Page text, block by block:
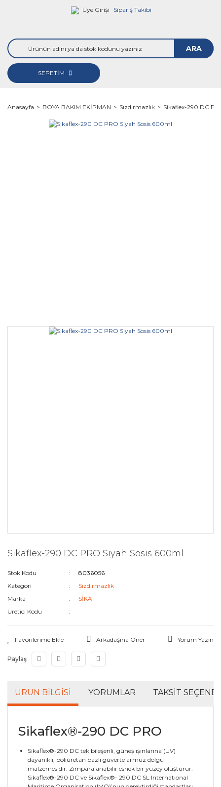
Üye Girişi Sipariş Takibi
ARA
SEPETİM
Anasayfa BOYA BAKIM EKİPMAN Sızdırmazlık Sikaflex-290 DC
Sikaflex-290 DC PRO Siyah Sosis 600ml
Stok Kodu
8036056
Kategori
Sızdırmazlık
Marka
SİKA
Üretici Kodu
Arkadaşına Öner Yorum Yazın
Paylaş
ÜRÜN BILGISI YORUMLAR TAKSIT
Sikaflex®-290 DC PRO
Sikaflex®-290 DC tek bileşenli, güneş ışınlarına (UV)
dayanıklı, poliüretan bazlı güverte armuz dolgu
malzemesidir. Zımparalanabilir esnek bir yüzey oluşturur.
Sikaflex®-290 DC ve Sikaflex®- 290 DC SL International